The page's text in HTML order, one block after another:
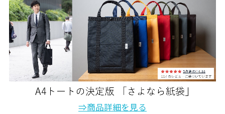
⇒商品詳細を見る